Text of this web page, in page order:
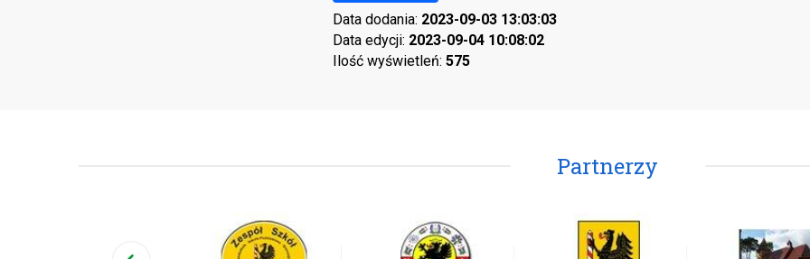
Data dodania: 2023-09-03 13:03:03
Data edycji: 2023-09-04 10:08:02
Ilość wyświetleń: 575
Partnerzy